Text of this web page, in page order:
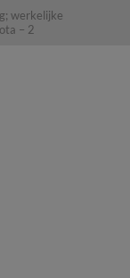
werkelijke
– 2